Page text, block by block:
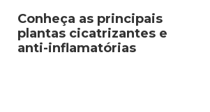
Conheça as principais
plantas cicatrizantes e
anti-inflamatórias